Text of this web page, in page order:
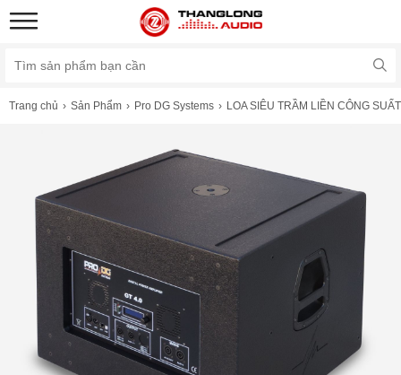
Trang chủ Sản Phẩm Pro DG Systems LOA SIÊU TRẦM LIỀN CÔNG